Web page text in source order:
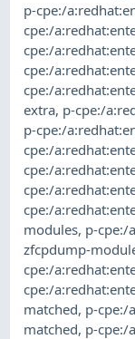
p-cpe:/
cpe:/
cpe:/
cpe:/
cpe:/
extra, p-cpe:/
p-cpe:/
cpe:/
cpe:/
cpe:/
cpe:/
modules, p-cpe:/
zfcpdump-
cpe:/
cpe:/
matched, p-cpe:/
matched, p-cpe:/